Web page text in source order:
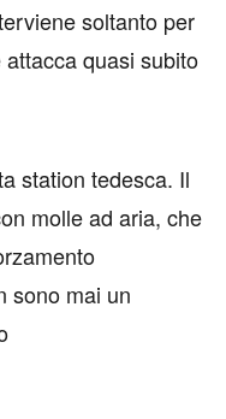
soltanto per
quasi subito
station tedesca. Il
molle ad aria, che
sono mai un